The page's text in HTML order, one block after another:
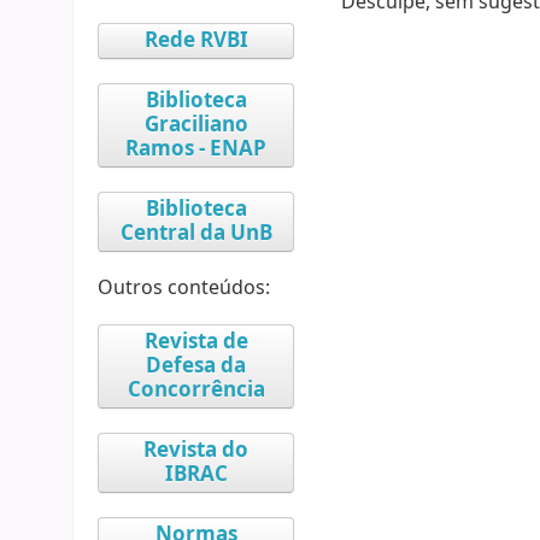
Rede RVBI
Biblioteca
Graciliano
Ramos - ENAP
Biblioteca
Central da UnB
Outros conteúdos:
Revista de
Defesa da
Concorrência
Revista do
IBRAC